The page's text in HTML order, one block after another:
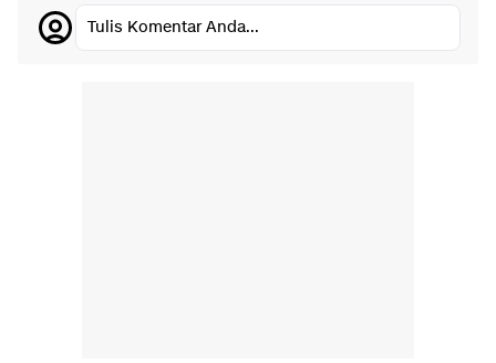
Tulis Komentar Anda...